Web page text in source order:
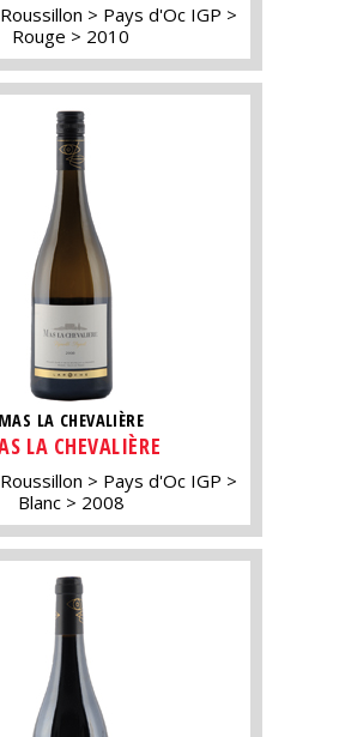
Pays d'Oc IGP
Rouge
2010
MAS LA CHEVALIÈRE
LA CHEVALIÈRE
Pays d'Oc IGP
Blanc
2008